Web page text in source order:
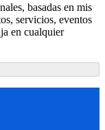
basadas en mis
servicios, eventos
en cualquier